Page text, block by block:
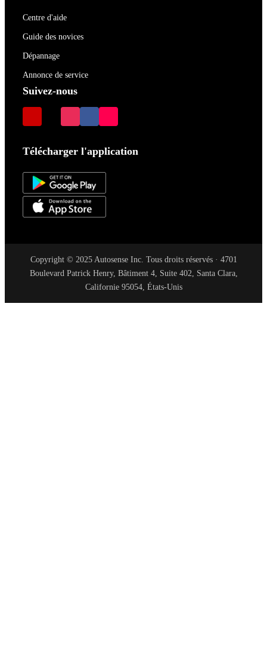
Centre d'aide
Guide des novices
Dépannage
Annonce de service
Suivez-nous
Télécharger l'application
Copyright © 2025 Autosense Inc. Tous droits réservés · 4701
Boulevard Patrick Henry, Bâtiment 4, Suite 402, Santa Clara,
Californie 95054, États-Unis